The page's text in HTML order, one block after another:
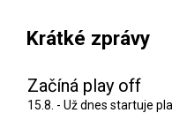
Krátké zprávy
Začíná play off
15.8. - Už dnes startuje